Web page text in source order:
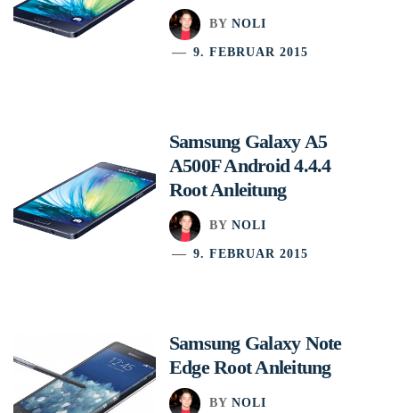
BY NOLI
9. FEBRUAR 2015
Samsung Galaxy A5
A500F Android 4.4.4
Root Anleitung
BY NOLI
9. FEBRUAR 2015
Samsung Galaxy Note
Edge Root Anleitung
BY NOLI